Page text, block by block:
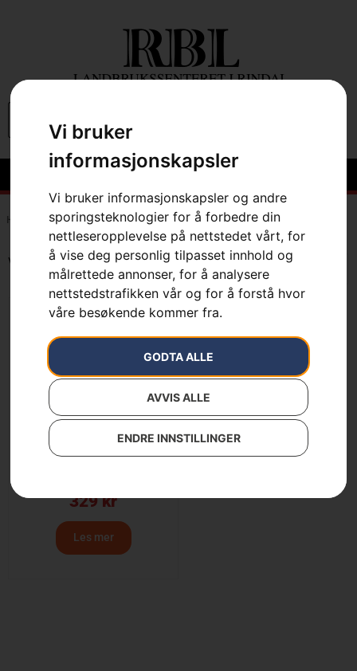
Vi bruker
informasjonskapsler
Vi bruker informasjonskapsler og andre
sporingsteknologier for å forbedre din
nettleseropplevelse på nettstedet vårt, for
å vise deg personlig tilpasset innhold og
målrettede annonser, for å analysere
nettstedstrafikken vår og for å forstå hvor
våre besøkende kommer fra.
GODTA ALLE
AVVIS ALLE
ENDRE INNSTILLINGER
Hem 7391883725948
Viser det ene resultatet
329kr
Les mer